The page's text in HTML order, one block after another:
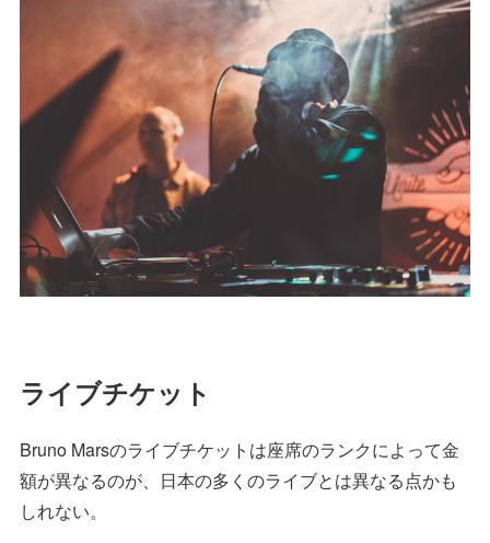
ライブチケット
Bruno Marsのライブチケットは座席のランクによって金
額が異なるのが、日本の多くのライブとは異なる点かも
しれない。